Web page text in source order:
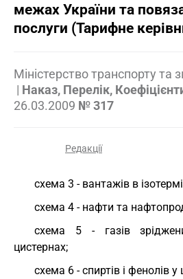
межах України та
послуги (Тарифне
Міністерство транспорту та
| Наказ, Перелік,
26.03.2009 № 317
Редакції
схема 3 - вантажів в
схема 4 - нафти та
схема 5 - газів
цистернах;
схема 6 - спиртів і фенолів у